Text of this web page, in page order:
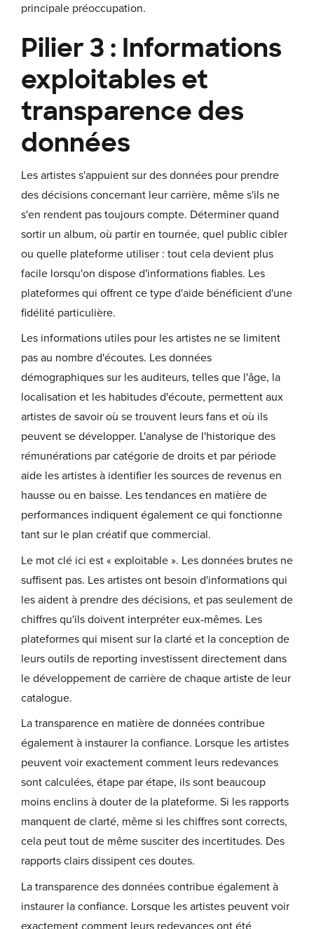
principale préoccupation.
Pilier 3 : Informations
exploitables et
transparence des
données
Les artistes s'appuient sur des données pour prendre
des décisions concernant leur carrière, même s'ils ne
s'en rendent pas toujours compte. Déterminer quand
sortir un album, où partir en tournée, quel public cibler
ou quelle plateforme utiliser : tout cela devient plus
facile lorsqu'on dispose d'informations fiables. Les
plateformes qui offrent ce type d'aide bénéficient d'une
fidélité particulière.
Les informations utiles pour les artistes ne se limitent
pas au nombre d'écoutes. Les données
démographiques sur les auditeurs, telles que l'âge, la
localisation et les habitudes d'écoute, permettent aux
artistes de savoir où se trouvent leurs fans et où ils
peuvent se développer. L'analyse de l'historique des
rémunérations par catégorie de droits et par période
aide les artistes à identifier les sources de revenus en
hausse ou en baisse. Les tendances en matière de
performances indiquent également ce qui fonctionne
tant sur le plan créatif que commercial.
Le mot clé ici est « exploitable ». Les données brutes ne
suffisent pas. Les artistes ont besoin d'informations qui
les aident à prendre des décisions, et pas seulement de
chiffres qu'ils doivent interpréter eux-mêmes. Les
plateformes qui misent sur la clarté et la conception de
leurs outils de reporting investissent directement dans
le développement de carrière de chaque artiste de leur
catalogue.
La transparence en matière de données contribue
également à instaurer la confiance. Lorsque les artistes
peuvent voir exactement comment leurs redevances
sont calculées, étape par étape, ils sont beaucoup
moins enclins à douter de la plateforme. Si les rapports
manquent de clarté, même si les chiffres sont corrects,
cela peut tout de même susciter des incertitudes. Des
rapports clairs dissipent ces doutes.
La transparence des données contribue également à
instaurer la confiance. Lorsque les artistes peuvent voir
exactement comment leurs redevances ont été